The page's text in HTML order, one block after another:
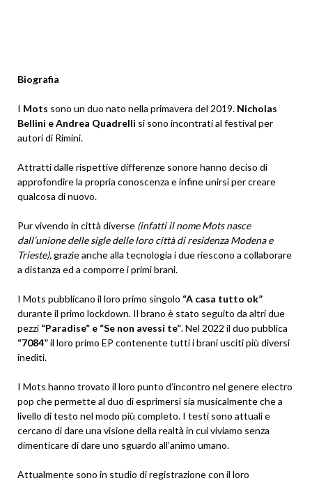
Biografia
I Mots sono un duo nato nella primavera del 2019. Nicholas
Bellini e Andrea Quadrelli si sono incontrati al festival per
autori di Rimini.
Attratti dalle rispettive differenze sonore hanno deciso di
approfondire la propria conoscenza e infine unirsi per creare
qualcosa di nuovo.
Pur vivendo in città diverse (infatti il nome Mots nasce
dall’unione delle sigle delle loro città di residenza Modena e
Trieste),grazie anche alla tecnologia i due riescono a collaborare
a distanza ed a comporre i primi brani.
I Mots pubblicano il loro primo singolo “A casa tutto ok”
durante il primo lockdown. Il brano è stato seguito da altri due
pezzi “Paradise” e “Se non avessi te”. Nel 2022 il duo pubblica
“7084”il loro primo EP contenente tutti i brani usciti più diversi
inediti.
I Mots hanno trovato il loro punto d’incontro nel genere electro
pop che permette al duo di esprimersi sia musicalmente che a
livello di testo nel modo più completo. I testi sono attuali e
cercano di dare una visione della realtà in cui viviamo senza
dimenticare di dare uno sguardo all’animo umano.
Attualmente sono in studio di registrazione con il loro